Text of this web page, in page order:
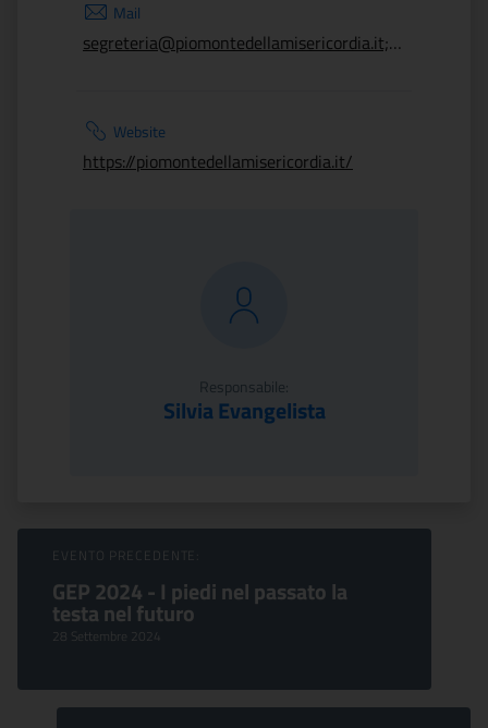
Mail
segreteria@piomontedellamisericordia.it; silviaevangelista@piomontedellamisericordia.it; maurizioburale@piomontedellamisericordia.it
Website
https://piomontedellamisericordia.it/
Responsabile:
Silvia Evangelista
Sfoglia Eventi
EVENTO PRECEDENTE:
GEP 2024 - I piedi nel passato la
testa nel futuro
28 Settembre 2024